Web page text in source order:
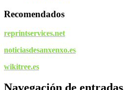
Recomendados
reprintservices.net
noticiasdesanxenxo.es
wikitree.es
Navegación de entradas